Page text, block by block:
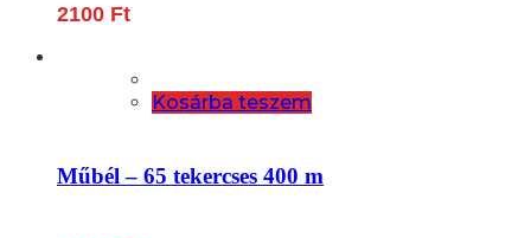
2100 Ft
Kosárba teszem
Műbél – 65 tekercses 400 m